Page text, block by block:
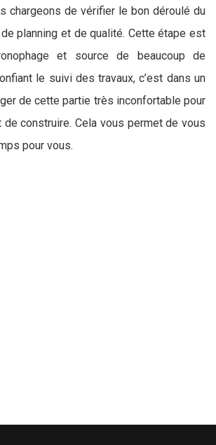
chargeons de vérifier le bon déroulé du
planning et de qualité. Cette étape est
et source de beaucoup de
le suivi des travaux, c’est dans un
de cette partie très inconfortable pour
de construire. Cela vous permet de vous
pour vous.